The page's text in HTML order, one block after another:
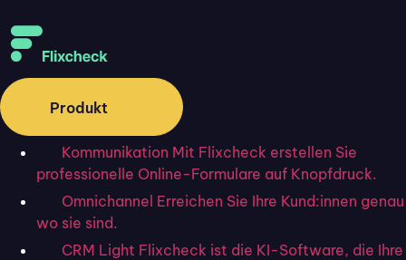
Produkt
Kommunikation Mit Flixcheck erstellen Sie
professionelle Online-Formulare auf Knopfdruck.
Omnichannel Erreichen Sie Ihre Kund:innen
wo sie sind.
CRM Light Flixcheck ist die KI-Software, die Ihre
Kundenservice
Die besten Ticketsysteme
für kleine Unternehmen